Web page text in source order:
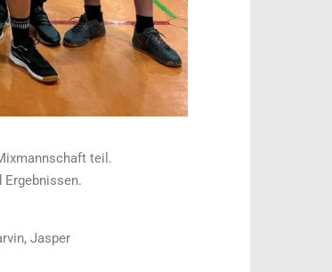
teil.
Ergebnissen.
Jasper